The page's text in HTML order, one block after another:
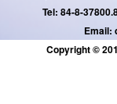
Tel: 84-8-
Email:
Copyright ©